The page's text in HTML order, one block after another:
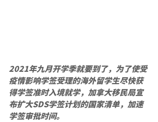
2021年九月开学季就要到了，为了使受
疫情影响学签受理的海外留学生尽快获
得学签准时入境就学，加拿大移民局宣
布扩大SDS学签计划的国家清单，加速
学签审批时间。